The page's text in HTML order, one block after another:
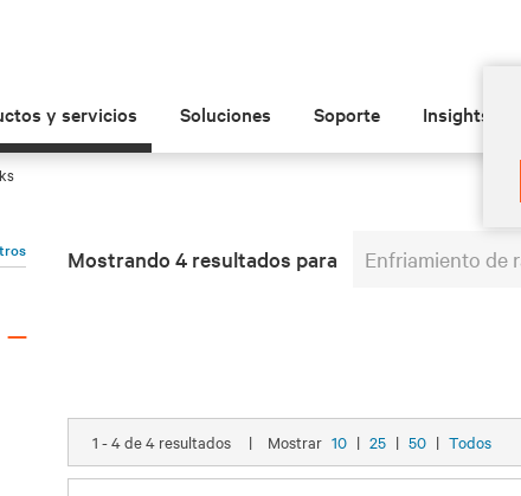
y servicios Soluciones Soporte Insights
–
Mostrando 4 resultados para Enfriamiento de
1 - 4 de 4 resultados | Mostrar 10 | 25 | 50 | Todos